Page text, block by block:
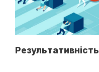
Результативність